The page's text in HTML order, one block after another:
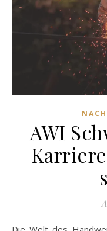
AWI